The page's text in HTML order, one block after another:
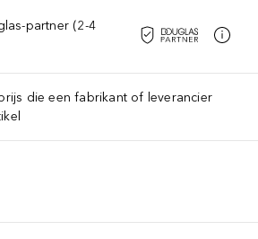
partner (2-4
die een fabrikant of leverancier